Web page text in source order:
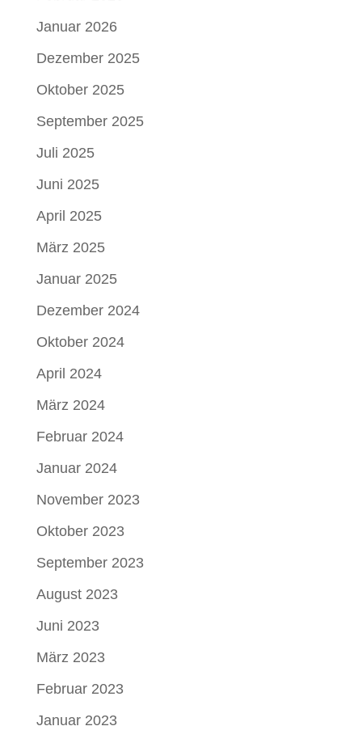
Januar 2026
Dezember 2025
Oktober 2025
September 2025
Juli 2025
Juni 2025
April 2025
März 2025
Januar 2025
Dezember 2024
Oktober 2024
April 2024
März 2024
Februar 2024
Januar 2024
November 2023
Oktober 2023
September 2023
August 2023
Juni 2023
März 2023
Februar 2023
Januar 2023